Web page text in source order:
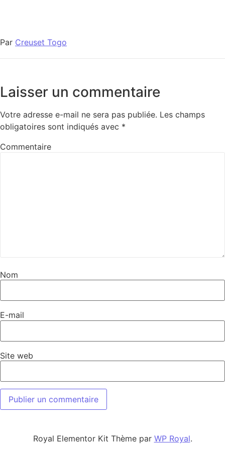
Par Creuset Togo
Laisser un commentaire
Votre adresse e-mail ne sera pas publiée. Les champs
obligatoires sont indiqués avec *
Commentaire
Nom
E-mail
Site web
Royal Elementor Kit Thème par WP Royal.